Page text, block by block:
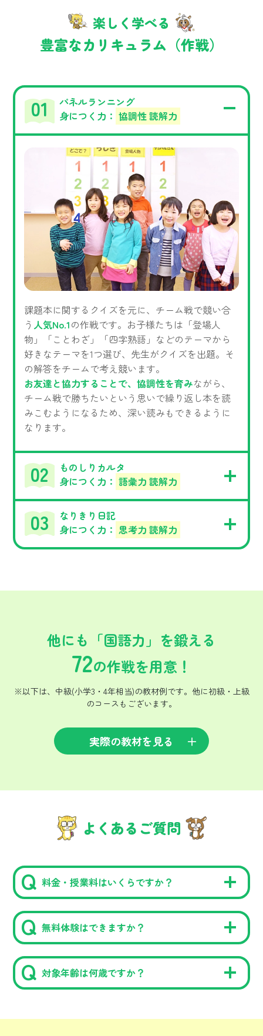
楽しく学べる
豊富なカリキュラム（作戦）
パネルランニング
身につく力： 協調性 読解力
課題本に関するクイズを元に、チーム戦で競い合
う 人気No.1の作戦です。お子様たちは「登場人
物」「ことわざ」「四字熟語」などのテーマから
好きなテーマを1つ選び、先生がクイズを出題。そ
の解答をチームで考え競います。
お友達と協力することで、協調性を育みながら、
チーム戦で勝ちたいという思いで繰り返し本を読
みこむようになるため、深い読みもできるように
なります。
ものしりカルタ
身につく力： 語彙力 読解力
なりきり日記
身につく力： 思考力 読解力
他にも「国語力」を鍛える
72の作戦を用意！
※以下は、中級(小学3・4年相当)の教材例です。他に初級・上級
のコースもございます。
実際の教材を見る
よくあるご質問
料金・授業料はいくらですか？
無料体験はできますか？
対象年齢は何歳ですか？